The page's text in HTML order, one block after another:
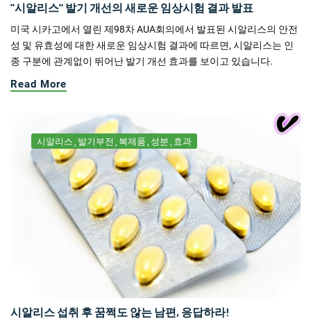
"시알리스" 발기 개선의 새로운 임상시험 결과 발표
미국 시카고에서 열린 제98차 AUA회의에서 발표된 시알리스의 안전
성 및 유효성에 대한 새로운 임상시험 결과에 따르면, 시알리스는 인
종 구분에 관계없이 뛰어난 발기 개선 효과를 보이고 있습니다.
Read More
시알리스 발기부전 복제품 성분 효과
시알리스 섭취 후 꿈쩍도 않는 남편, 응답하라!